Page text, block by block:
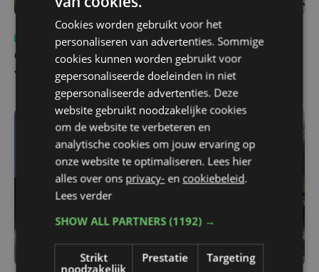
Sport
ma 3 augustus | 17:39
Champions League leeft in Oostende: lange wachtrij
voor tickets Union - Bodø/Glimt
Cookies worden gebruikt voor het
personaliseren van advertenties. Sommige
cookies kunnen worden gebruikt voor
gepersonaliseerde doeleinden in niet
gepersonaliseerde advertenties. Deze
website gebruikt noodzakelijke cookies
om de website te verbeteren en
analytische cookies om jouw ervaring op
onze website te optimaliseren. Lees hier
alles over ons privacy- en cookiebeleid.
Lees verder
SHOW ALL PARTNERS(1192) →
Strikt
noodzakelijk
Prestatie Targeting